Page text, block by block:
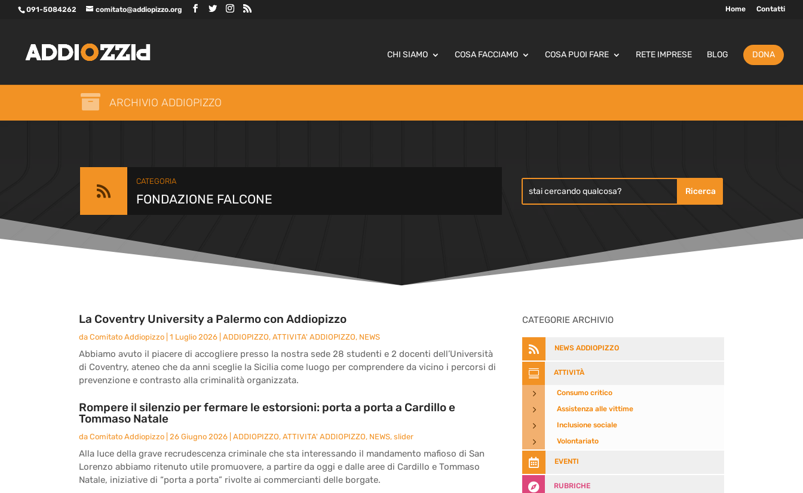
091-5084262 comitato@addiopizzo.org Home Contatti
CHI SIAMO COSA FACCIAMO COSA PUOI FARE RETE IMPRESE BLOG DONA
 ARCHIVIO ADDIOPIZZO

CATEGORIA
FONDAZIONE FALCONE
La Coventry University a Palermo con Addiopizzo
da Comitato Addiopizzo 1 Luglio 2026 ADDIOPIZZO, ATTIVITA' ADDIOPIZZO, NEWS
Abbiamo avuto il piacere di accogliere presso la nostra sede 28 studenti e 2 docenti dell’Università
di Coventry, ateneo che da anni sceglie la Sicilia come luogo per comprendere da vicino i percorsi di
prevenzione e contrasto alla criminalità organizzata.
Rompere il silenzio per fermare le estorsioni: porta a porta a Cardillo e
Tommaso Natale
da Comitato Addiopizzo 26 Giugno 2026 ADDIOPIZZO, ATTIVITA' ADDIOPIZZO, NEWS, slider
Alla luce della grave recrudescenza criminale che sta interessando il mandamento mafioso di San
Lorenzo abbiamo ritenuto utile promuovere, a partire da oggi e dalle aree di Cardillo e Tommaso
Natale, iniziative di “porta a porta” rivolte ai commercianti delle borgate.
CATEGORIE ARCHIVIO
 NEWS ADDIOPIZZO
 ATTIVITÀ
5 Consumo critico
5 Assistenza alle vittime
5 Inclusione sociale
5 Volontariato
 EVENTI
 RUBRICHE